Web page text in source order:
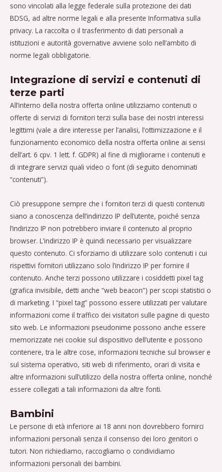
sono vincolati alla legge federale sulla protezione dei dati
BDSG, ad altre norme legali e alla presente Informativa sulla
privacy. La raccolta o il trasferimento di dati personali a
istituzioni e autorità governative avviene solo nell’ambito di
norme legali obbligatorie.
Integrazione di servizi e contenuti di
terze parti
All’interno della nostra offerta online utilizziamo contenuti o
offerte di servizi di fornitori terzi sulla base dei nostri interessi
legittimi (vale a dire interesse per l’analisi, l’ottimizzazione e il
funzionamento economico della nostra offerta online ai sensi
dell’art. 6 cpv. 1 lett. f. GDPR) al fine di migliorarne i contenuti e
di integrare servizi quali video o font (di seguito denominati
“contenuti”).
Ciò presuppone sempre che i fornitori terzi di questi contenuti
siano a conoscenza dell’indirizzo IP dell’utente, poiché senza
l’indirizzo IP non potrebbero inviare il contenuto al proprio
browser. L’indirizzo IP è quindi necessario per visualizzare
questo contenuto. Ci sforziamo di utilizzare solo contenuti i cui
rispettivi fornitori utilizzano solo l’indirizzo IP per fornire il
contenuto. Anche terzi possono utilizzare i cosiddetti pixel tag
(grafica invisibile, detti anche “web beacon”) per scopi statistici o
di marketing. I “pixel tag” possono essere utilizzati per valutare
informazioni come il traffico dei visitatori sulle pagine di questo
sito web. Le informazioni pseudonime possono anche essere
memorizzate nei cookie sul dispositivo dell’utente e possono
contenere, tra le altre cose, informazioni tecniche sul browser e
sul sistema operativo, siti web di riferimento, orari di visita e
altre informazioni sull’utilizzo della nostra offerta online, nonché
essere collegati a tali informazioni da altre fonti.
Bambini
Le persone di età inferiore ai 18 anni non dovrebbero fornirci
informazioni personali senza il consenso dei loro genitori o
tutori. Non richiediamo, raccogliamo o condividiamo
informazioni personali dei bambini.